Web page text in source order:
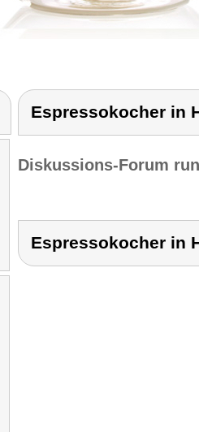
Espressokocher in
Diskussions-Forum
Espressokocher in